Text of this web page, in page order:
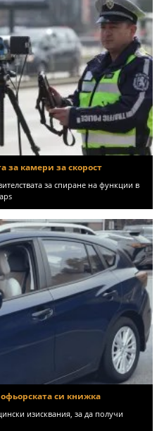
за камери за скорост
за спиране на функции в
си книжка
изисквания, за да получи